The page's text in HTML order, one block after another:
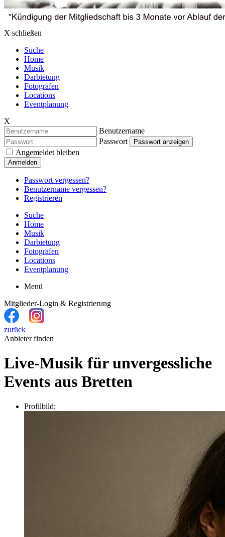
X schließen
Suche
Home
Musik
Darbietung
Fotografen
Locations
Eventplanung
X
Benutzername
Passwort
Passwort anzeigen
Angemeldet bleiben
Anmelden
Passwort vergessen?
Benutzername vergessen?
Registrieren
Suche
Home
Musik
Darbietung
Fotografen
Locations
Eventplanung
Menü
Mitglieder-Login & Registrierung
zurück
Anbieter finden
Live-Musik für unvergessliche
Events aus Bretten
Profilbild: